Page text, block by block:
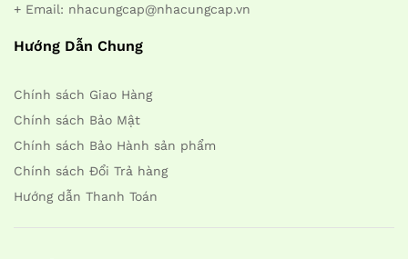
+ Email: nhacungcap@nhacungcap.vn
Hướng Dẫn Chung
Chính sách Giao Hàng
Chính sách Bảo Mật
Chính sách Bảo Hành sản phẩm
Chính sách Đổi Trả hàng
Hướng dẫn Thanh Toán